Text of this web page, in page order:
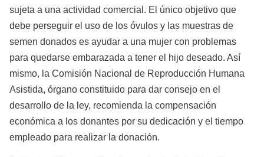
sujeta a una actividad comercial. El único objetivo que
debe perseguir el uso de los óvulos y las muestras de
semen donados es ayudar a una mujer con problemas
para quedarse embarazada a tener el hijo deseado. Así
mismo, la Comisión Nacional de Reproducción Humana
Asistida, órgano constituido para dar consejo en el
desarrollo de la ley, recomienda la compensación
económica a los donantes por su dedicación y el tiempo
empleado para realizar la donación.